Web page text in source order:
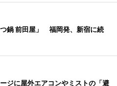
鍋 前田屋」 福岡発、新宿に続
ジに屋外エアコンやミストの「避